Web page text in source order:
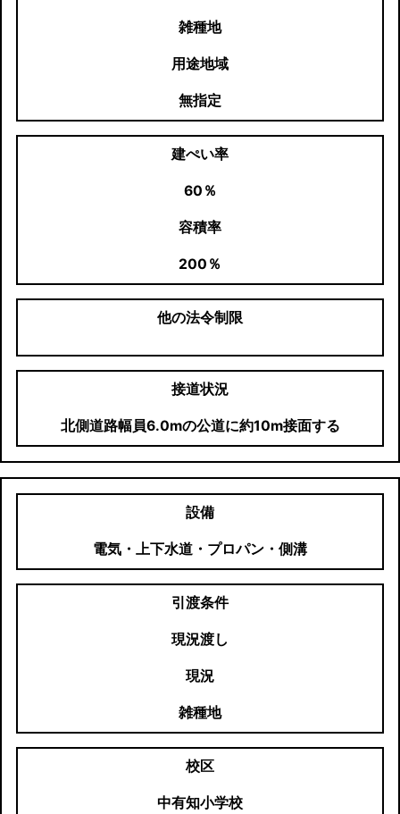
雑種地
用途地域
無指定
建ぺい率
60％
容積率
200％
他の法令制限
接道状況
北側道路幅員6.0mの公道に約10m接面する
設備
電気・上下水道・プロパン・側溝
引渡条件
現況渡し
現況
雑種地
校区
中有知小学校